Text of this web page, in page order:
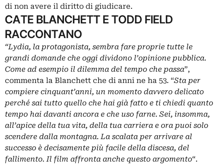
di non avere il diritto di giudicare.
CATE BLANCHETT E TODD FIELD
RACCONTANO
“Lydia, la protagonista, sembra fare proprie tutte le
grandi domande che oggi dividono l’opinione pubblica.
Come ad esempio il dilemma del tempo che passa”,
commenta la Blanchett che di anni ne ha 53. “Sta per
compiere cinquant’anni, un momento davvero delicato
perché sai tutto quello che hai già fatto e ti chiedi quanto
tempo hai davanti ancora e che uso farne. Sei, insomma,
all’apice della tua vita, della tua carriera e ora puoi solo
scendere dalla montagna. La scalata per arrivare al
successo è decisamente più facile della discesa, del
fallimento. Il film affronta anche questo argomento“.